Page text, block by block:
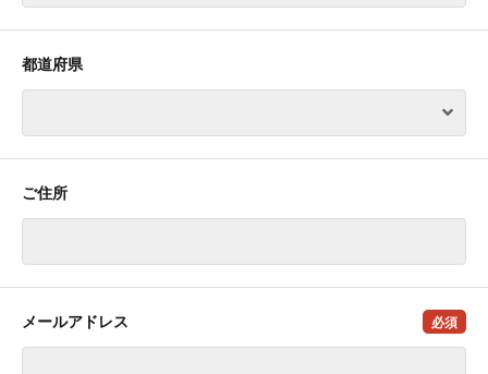
都道府県
ご住所
メールアドレス 必須